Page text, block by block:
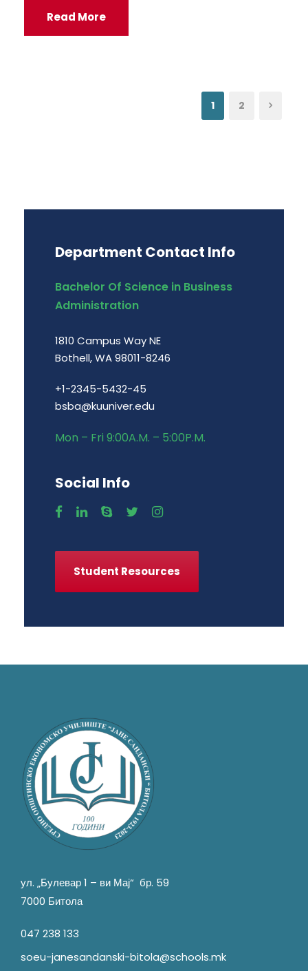
Read More
1 2
Department Contact Info
Bachelor Of Science in Business
Administration
1810 Campus Way NE
Bothell, WA 98011-8246
+1-2345-5432-45
bsba@kuuniver.edu
Mon – Fri 9:00A.M. – 5:00P.M.
Social Info
Student Resources
ул. „Булевар 1 – ви Мај“ бр. 59
7000 Битола
047 238 133
soeu-janesandanski-bitola@schools.mk